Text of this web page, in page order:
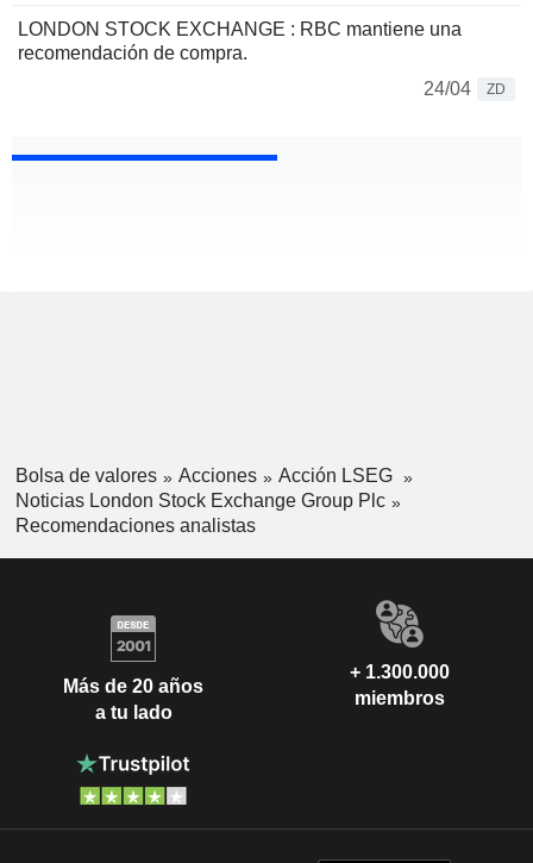
LONDON STOCK EXCHANGE : RBC mantiene una
recomendación de compra.
24/04
ZD
Bolsa de valores Acciones
Acción LSEG
Noticias London Stock Exchange Group Plc
Recomendaciones analistas
Más de 20 años
a tu lado
+ 1.300.000
miembros